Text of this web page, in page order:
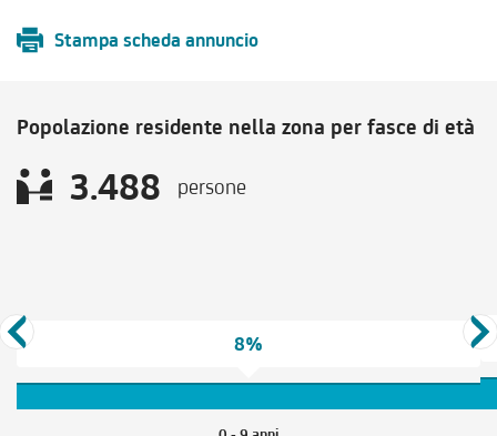
Stampa scheda annuncio
Popolazione residente nella zona per fasce di età
3.488 persone
8%